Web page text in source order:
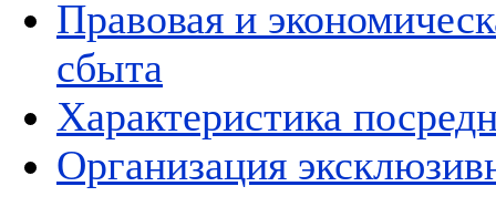
Правовая и
сбыта
Характеристика
Организация